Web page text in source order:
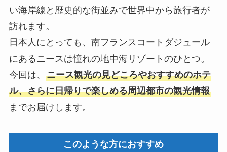
い海岸線と歴史的な街並みで世界中から旅行者が
訪れます。
日本人にとっても、南フランスコートダジュール
にあるニースは憧れの地中海リゾートのひとつ。
今回は、 ニース観光の見どころやおすすめのホテ
ル、さらに日帰りで楽しめる周辺都市の観光情報
までお届けします。
このような方におすすめ